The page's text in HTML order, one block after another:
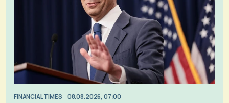
FINANCIAL TIMES 08.08.2026, 07:00